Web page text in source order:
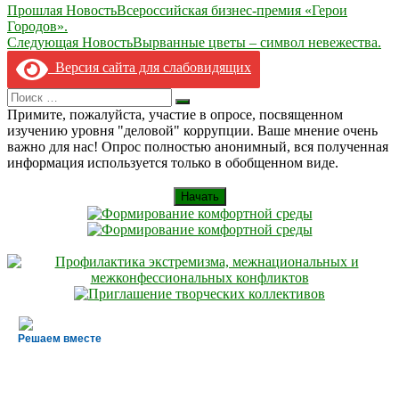
Навигация
по
записям
Прошлая НовостьВсероссийская бизнес-премия «Герои
Городов».
Следующая НовостьВырванные цветы – символ невежества.
Версия сайта для слабовидящих
Search
for:
Искать
Примите, пожалуйста, участие в опросе, посвященном
изучению уровня "деловой" коррупции. Ваше мнение очень
важно для нас! Опрос полностью анонимный, вся полученная
информация используется только в обобщенном виде.
Начать
Решаем вместе